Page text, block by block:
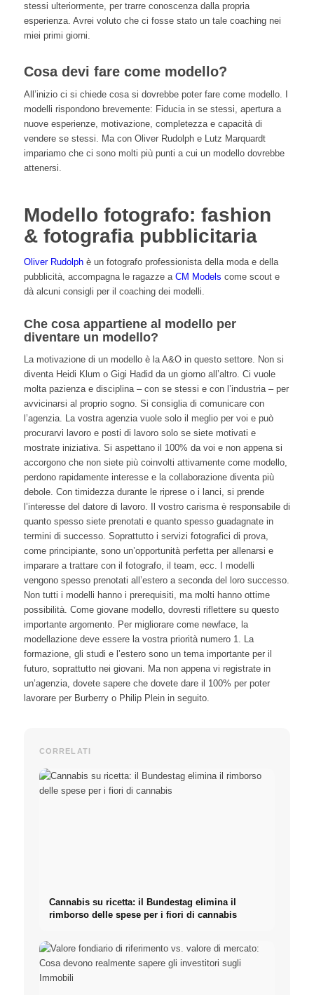
stessi ulteriormente, per trarre conoscenza dalla propria
esperienza. Avrei voluto che ci fosse stato un tale coaching nei
miei primi giorni.
Cosa devi fare come modello?
All’inizio ci si chiede cosa si dovrebbe poter fare come modello. I
modelli rispondono brevemente: Fiducia in se stessi, apertura a
nuove esperienze, motivazione, completezza e capacità di
vendere se stessi. Ma con Oliver Rudolph e Lutz Marquardt
impariamo che ci sono molti più punti a cui un modello dovrebbe
attenersi.
Modello fotografo: fashion
& fotografia pubblicitaria
Oliver Rudolph è un fotografo professionista della moda e della
pubblicità, accompagna le ragazze a CM Models come scout e
dà alcuni consigli per il coaching dei modelli.
Che cosa appartiene al modello per
diventare un modello?
La motivazione di un modello è la A&O in questo settore. Non si
diventa Heidi Klum o Gigi Hadid da un giorno all’altro. Ci vuole
molta pazienza e disciplina – con se stessi e con l’industria – per
avvicinarsi al proprio sogno. Si consiglia di comunicare con
l’agenzia. La vostra agenzia vuole solo il meglio per voi e può
procurarvi lavoro e posti di lavoro solo se siete motivati e
mostrate iniziativa. Si aspettano il 100% da voi e non appena si
accorgono che non siete più coinvolti attivamente come modello,
perdono rapidamente interesse e la collaborazione diventa più
debole. Con timidezza durante le riprese o i lanci, si prende
l’interesse del datore di lavoro. Il vostro carisma è responsabile di
quanto spesso siete prenotati e quanto spesso guadagnate in
termini di successo. Soprattutto i servizi fotografici di prova,
come principiante, sono un’opportunità perfetta per allenarsi e
imparare a trattare con il fotografo, il team, ecc. I modelli
vengono spesso prenotati all’estero a seconda del loro successo.
Non tutti i modelli hanno i prerequisiti, ma molti hanno ottime
possibilità. Come giovane modello, dovresti riflettere su questo
importante argomento. Per migliorare come newface, la
modellazione deve essere la vostra priorità numero 1. La
formazione, gli studi e l’estero sono un tema importante per il
futuro, soprattutto nei giovani. Ma non appena vi registrate in
un’agenzia, dovete sapere che dovete dare il 100% per poter
lavorare per Burberry o Philip Plein in seguito.
CORRELATI
Cannabis su ricetta: il Bundestag elimina il
rimborso delle spese per i fiori di cannabis